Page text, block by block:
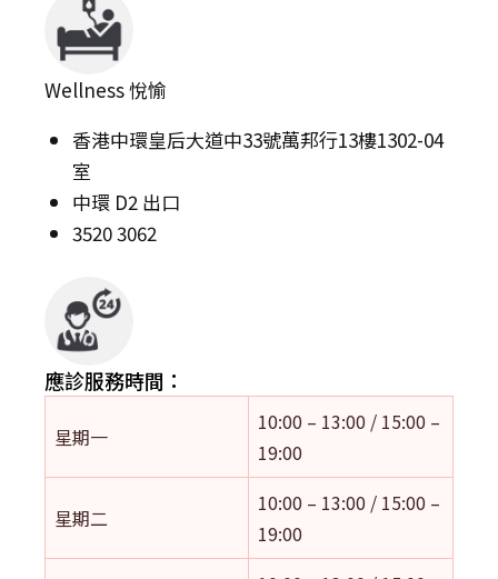
Wellness 悅愉
香港中環皇后大道中33號萬邦行13樓1302-04
室
中環 D2 出口
3520 3062
應診服務時間：
星期一
10:00 – 13:00 / 15:00 –
19:00
星期二
10:00 – 13:00 / 15:00 –
19:00